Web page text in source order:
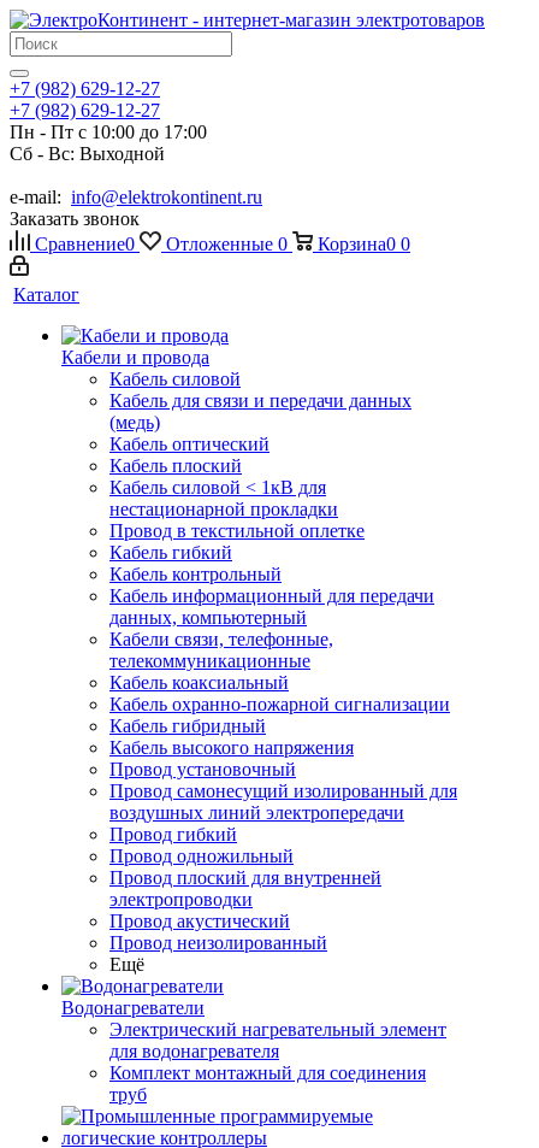
+7 (982) 629-12-27
+7 (982) 629-12-27
Пн - Пт с 10:00 до 17:00
Сб - Вс: Выходной
e-mail: info@elektrokontinent.ru
Заказать звонок
Сравнение0 Отложенные 0 Корзина0 0
Каталог
Кабели и провода
Кабель силовой
Кабель для связи и передачи данных
(медь)
Кабель оптический
Кабель плоский
Кабель силовой < 1кВ для
нестационарной прокладки
Провод в текстильной оплетке
Кабель гибкий
Кабель контрольный
Кабель информационный для передачи
данных, компьютерный
Кабели связи, телефонные,
телекоммуникационные
Кабель коаксиальный
Кабель охранно-пожарной сигнализации
Кабель гибридный
Кабель высокого напряжения
Провод установочный
Провод самонесущий изолированный для
воздушных линий электропередачи
Провод гибкий
Провод одножильный
Провод плоский для внутренней
электропроводки
Провод акустический
Провод неизолированный
Ещё
Водонагреватели
Электрический нагревательный элемент
для водонагревателя
Комплект монтажный для соединения
труб